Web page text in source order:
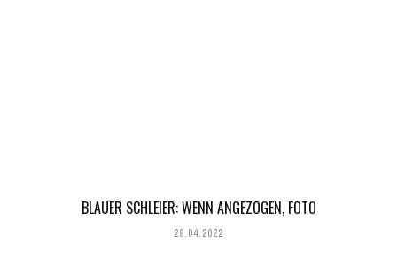
BLAUER SCHLEIER: WENN ANGEZOGEN, FOTO
29.04.2022